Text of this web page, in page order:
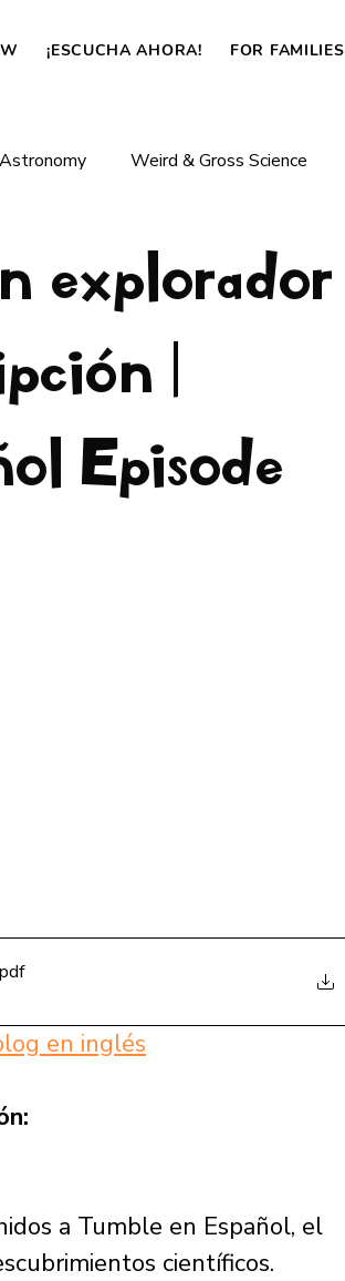
¡ESCUCHA AHORA! FOR FAMILIES
Weird & Gross Science
Dinosaurs & Prehistoric Life
explorador
|
Episode
en inglés
a Tumble en Español, el
científicos.